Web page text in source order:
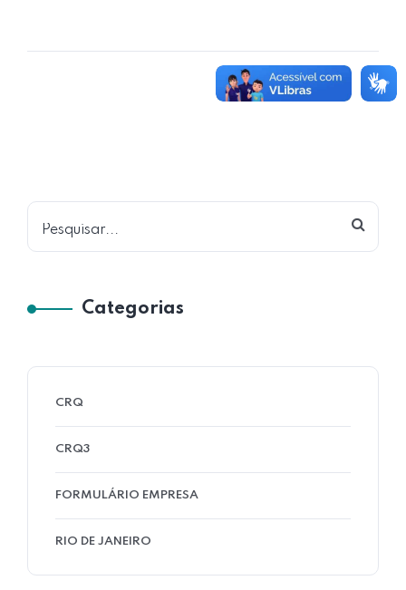
Pesquisar
Categorias
CRQ
CRQ3
FORMULÁRIO EMPRESA
RIO DE JANEIRO